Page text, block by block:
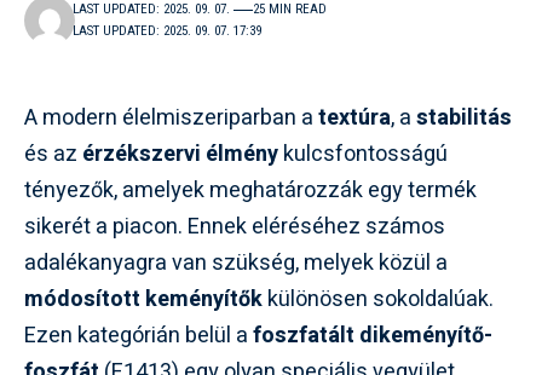
LAST UPDATED: 2025. 09. 07. 17:39
LAST UPDATED: 2025. 09. 07. 25 MIN READ
A modern élelmiszeriparban atextúra, astabilitás
és az érzékszervi élménykulcsfontosságú
tényezők, amelyek meghatározzák egy termék
sikerét a piacon. Ennek eléréséhez számos
adalékanyagra van szükség, melyek közül a
módosított keményítőkkülönösen sokoldalúak.
Ezen kategórián belül afoszfatált dikeményítő-